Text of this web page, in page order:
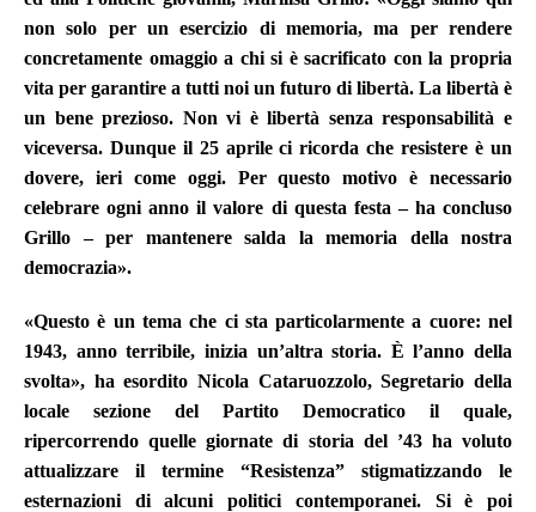
non solo per un esercizio di memoria, ma per rendere
concretamente omaggio a chi si è sacrificato con la propria
vita per garantire a tutti noi un futuro di libertà. La libertà è
un bene prezioso. Non vi è libertà senza responsabilità e
viceversa. Dunque il 25 aprile ci ricorda che resistere è un
dovere, ieri come oggi. Per questo motivo è necessario
celebrare ogni anno il valore di questa festa – ha concluso
Grillo – per mantenere salda la memoria della nostra
democrazia».
«Questo è un tema che ci sta particolarmente a cuore: nel
1943, anno terribile, inizia un’altra storia. È l’anno della
svolta», ha esordito Nicola Cataruozzolo, Segretario della
locale sezione del Partito Democratico il quale,
ripercorrendo quelle giornate di storia del ’43 ha voluto
attualizzare il termine “Resistenza” stigmatizzando le
esternazioni di alcuni politici contemporanei. Si è poi